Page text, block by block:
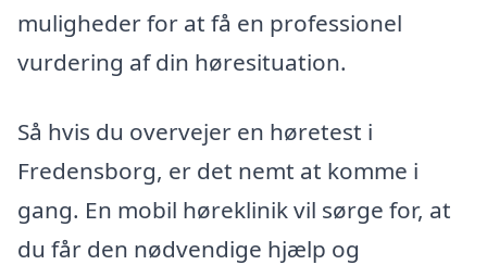
muligheder for at få en professionel
vurdering af din høresituation.
Så hvis du overvejer en høretest i
Fredensborg, er det nemt at komme i
gang. En mobil høreklinik vil sørge for, at
du får den nødvendige hjælp og